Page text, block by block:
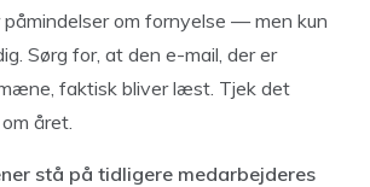
om fornyelse — men kun
Sørg for, at den e-mail, der er
faktisk bliver læst. Tjek det
året.
stå på tidligere medarbejderes